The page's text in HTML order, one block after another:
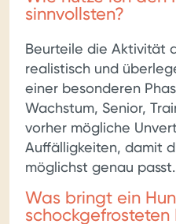
sinnvollsten?
Beurteile die Aktivität
realistisch und
einer besonderen
Wachstum, Senior,
vorher mögliche
Auffälligkeiten, damit
möglichst genau passt.
Was bringt ein
schockgefrosteten